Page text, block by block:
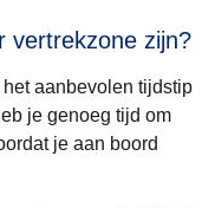
vertrekzone zijn?
hetaanbevolen tijdstip
je genoeg tijd om
je aan boord